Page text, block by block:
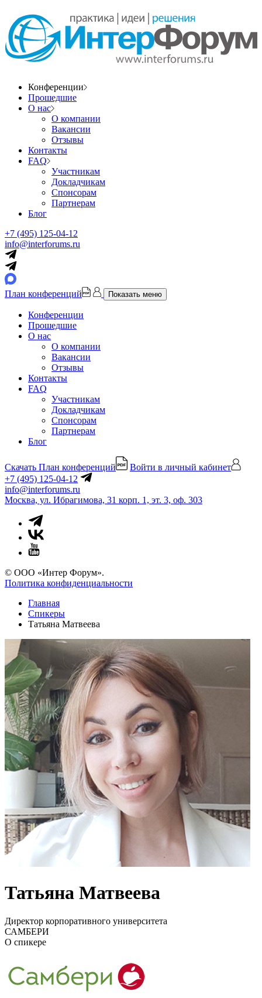
Конференции
Прошедшие
О нас
О компании
Вакансии
Отзывы
Контакты
FAQ
Участникам
Докладчикам
Спонсорам
Партнерам
Блог
+7 (495) 125-04-12
info@interforums.ru
План конференций Показать меню
Конференции
Прошедшие
О нас
О компании
Вакансии
Отзывы
Контакты
FAQ
Участникам
Докладчикам
Спонсорам
Партнерам
Блог
Скачать План конференций
Войти в личный кабинет
+7 (495) 125-04-12
info@interforums.ru
Москва, ул. Ибрагимова, 31 корп. 1, эт. 3, оф. 303
© ООО «Интер Форум».
Политика конфиденциальности
Главная
Спикеры
Татьяна Матвеева
Татьяна Матвеева
Директор корпоративного университета
САМБЕРИ
О спикере